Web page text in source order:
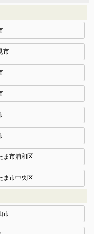
市
ま市浦和区
ま市中央区
市